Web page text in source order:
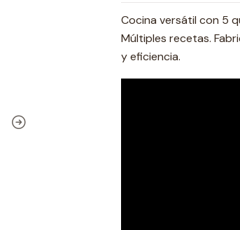
Cocina versátil con 5
Múltiples recetas.
y eficiencia.